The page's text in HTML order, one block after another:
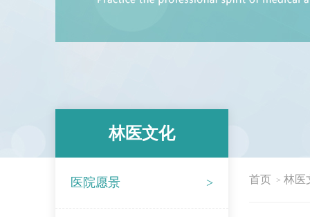
林医文化
医院愿景 > 首页 > 林医